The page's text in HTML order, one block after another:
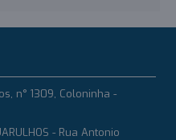
n° 1309, Coloninha -
- Rua Antonio